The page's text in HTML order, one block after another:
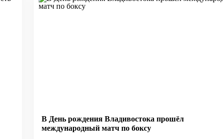
В День рождения Владивостока прошёл
международный матч по боксу